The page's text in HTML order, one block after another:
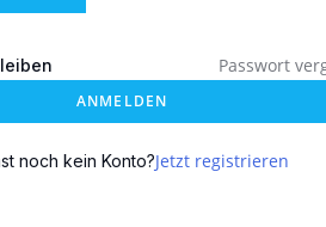
Passwort
ANMELDEN
noch kein Konto?Jetzt registrieren